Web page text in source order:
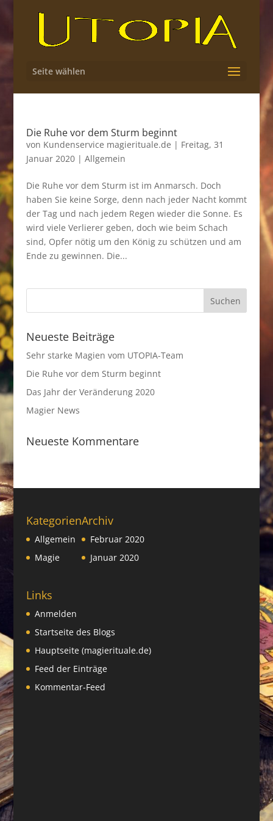
Seite wählen
Die Ruhe vor dem Sturm beginnt
von Kundenservice magierituale.de | Freitag, 31
Januar 2020| Allgemein
Die Ruhe vor dem Sturm ist im Anmarsch. Doch
haben Sie keine Sorge, denn nach jeder Nacht kommt
der Tag und nach jedem Regen wieder die Sonne. Es
wird viele Verlierer geben, doch wie beim Schach
sind, Opfer nötig um den König zu schützen und am
Ende zu gewinnen. Die...
Neueste Beiträge
Sehr starke Magien vom UTOPIA-Team
Die Ruhe vor dem Sturm beginnt
Das Jahr der Veränderung 2020
Magier News
Neueste Kommentare
Kategorien
Allgemein
Magie
Archiv
Februar 2020
Januar 2020
Links
Anmelden
Startseite des Blogs
Hauptseite (magierituale.de)
Feed der Einträge
Kommentar-Feed